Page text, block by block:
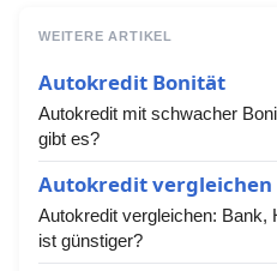
WEITERE ARTIKEL
Autokredit Bonität
Autokredit mit schwacher
gibt es?
Autokredit vergleichen
Autokredit vergleichen:
ist günstiger?